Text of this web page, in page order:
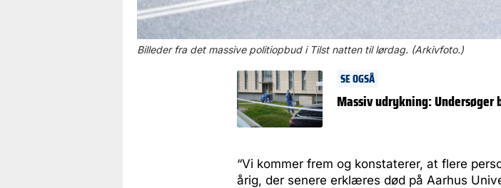
Billeder fra det massive politiopbud i Tilst natten til lørdag. (Arkivfoto.)
SE OGSÅ
Massiv udrykning:
“Vi kommer frem og konstaterer, at flere
årig, der senere erklæres død på Aarhus